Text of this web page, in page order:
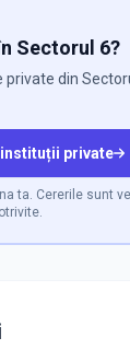
Sectorul 6?
private din
private
ta. Cererile sunt